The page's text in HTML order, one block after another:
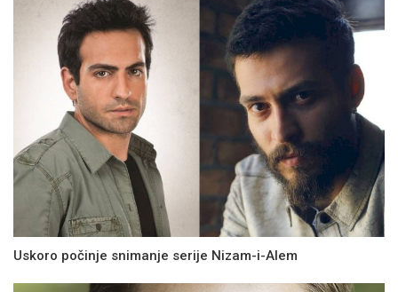
Uskoro počinje snimanje serije Nizam-i-Alem